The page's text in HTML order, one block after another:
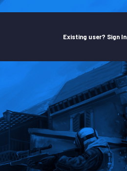
Existing user? Sign In